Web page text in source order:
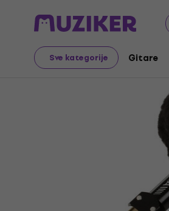
Sve kategorije Gitare
Glazbeni instrumenti Bubnjevi